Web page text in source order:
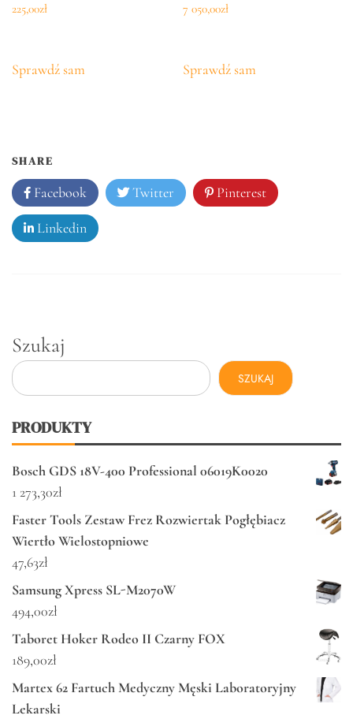
225,00zł
Sprawdź sam
7 050,00zł
Sprawdź sam
SHARE
Facebook Twitter Pinterest
Linkedin
Szukaj
SZUKAJ
PRODUKTY
Bosch GDS 18V-400 Professional 06019K0020
1 273,30zł
Faster Tools Zestaw Frez Rozwiertak Pogłębiacz
Wiertło Wielostopniowe
47,63zł
Samsung Xpress SL-M2070W
494,00zł
Taboret Hoker Rodeo II Czarny FOX
189,00zł
Martex 62 Fartuch Medyczny Męski Laboratoryjny
Lekarski